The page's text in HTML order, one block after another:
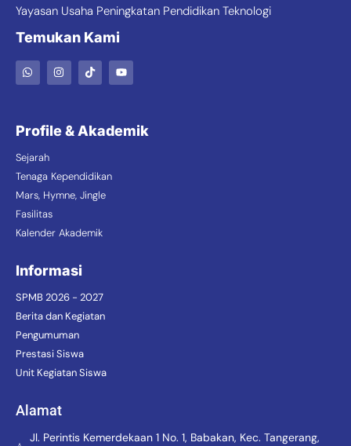
Yayasan Usaha Peningkatan Pendidikan Teknologi
Temukan Kami
Profile & Akademik
Sejarah
Tenaga Kependidikan
Mars, Hymne, Jingle
Fasilitas
Kalender Akademik
Informasi
SPMB 2026 - 2027
Berita dan Kegiatan
Pengumuman
Prestasi Siswa
Unit Kegiatan Siswa
Alamat
Jl. Perintis Kemerdekaan 1 No. 1, Babakan, Kec. Tangerang,